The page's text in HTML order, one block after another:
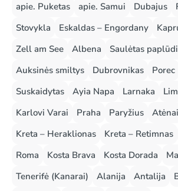
apie. Puketas
apie. Samui Dubajus
Stovykla
Eskaldas – Engordany
Zell am See
Albena
Saulėtas
Auksinės smiltys
Dubrovnikas Porec
Suskaidytas
Ayia Napa Larnaka
Karlovi Varai
Praha Paryžius
Atėnai
Kreta – Heraklionas
Kreta – Retimnas
Roma
Kosta Brava Kosta Dorada
Tenerifė (Kanarai)
Alanija Antalija